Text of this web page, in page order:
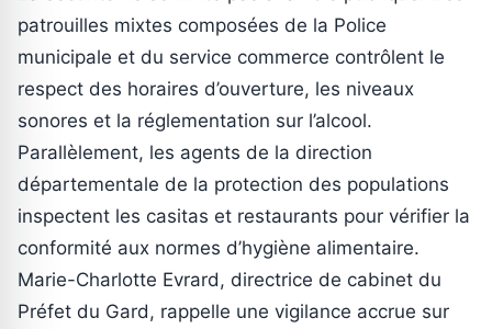
patrouilles mixtes composées de la Police
municipale et du service commerce contrôlent le
respect des horaires d’ouverture, les niveaux
sonores et la réglementation sur l’alcool.
Parallèlement, les agents de la direction
départementale de la protection des populations
inspectent les casitas et restaurants pour vérifier la
conformité aux normes d’hygiène alimentaire.
Marie-Charlotte Evrard, directrice de cabinet du
Préfet du Gard, rappelle une vigilance accrue sur